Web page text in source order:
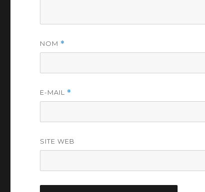
NOM *
E-MAIL *
SITE WEB